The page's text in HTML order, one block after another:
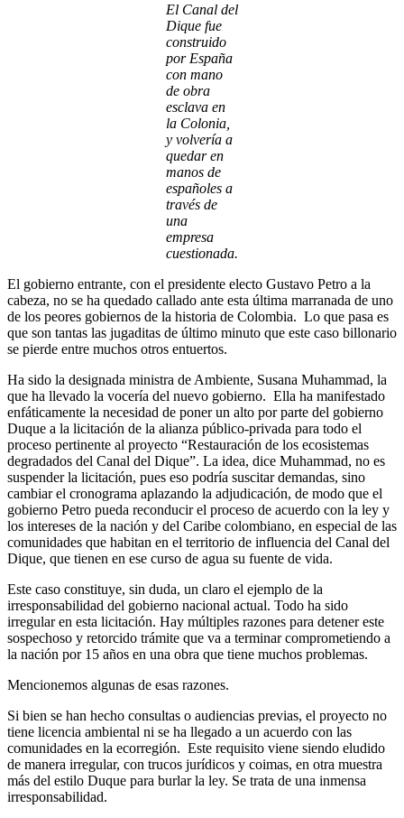
El Canal del
Dique fue
construido
por España
con mano
de obra
esclava en
la Colonia,
y volvería a
quedar en
manos de
españoles a
través de
una
empresa
cuestionada.
El gobierno entrante, con el presidente electo Gustavo Petro a la
cabeza, no se ha quedado callado ante esta última marranada de uno
de los peores gobiernos de la historia de Colombia. Lo que pasa es
que son tantas las jugaditas de último minuto que este caso billonario
se pierde entre muchos otros entuertos.
Ha sido la designada ministra de Ambiente, Susana Muhammad, la
que ha llevado la vocería del nuevo gobierno. Ella ha manifestado
enfáticamente la necesidad de poner un alto por parte del gobierno
Duque a la licitación de la alianza público-privada para todo el
proceso pertinente al proyecto “Restauración de los ecosistemas
degradados del Canal del Dique”. La idea, dice Muhammad, no es
suspender la licitación, pues eso podría suscitar demandas, sino
cambiar el cronograma aplazando la adjudicación, de modo que el
gobierno Petro pueda reconducir el proceso de acuerdo con la ley y
los intereses de la nación y del Caribe colombiano, en especial de las
comunidades que habitan en el territorio de influencia del Canal del
Dique, que tienen en ese curso de agua su fuente de vida.
Este caso constituye, sin duda, un claro el ejemplo de la
irresponsabilidad del gobierno nacional actual. Todo ha sido
irregular en esta licitación. Hay múltiples razones para detener este
sospechoso y retorcido trámite que va a terminar comprometiendo a
la nación por 15 años en una obra que tiene muchos problemas.
Mencionemos algunas de esas razones.
Si bien se han hecho consultas o audiencias previas, el proyecto no
tiene licencia ambiental ni se ha llegado a un acuerdo con las
comunidades en la ecorregión. Este requisito viene siendo eludido
de manera irregular, con trucos jurídicos y coimas, en otra muestra
más del estilo Duque para burlar la ley. Se trata de una inmensa
irresponsabilidad.